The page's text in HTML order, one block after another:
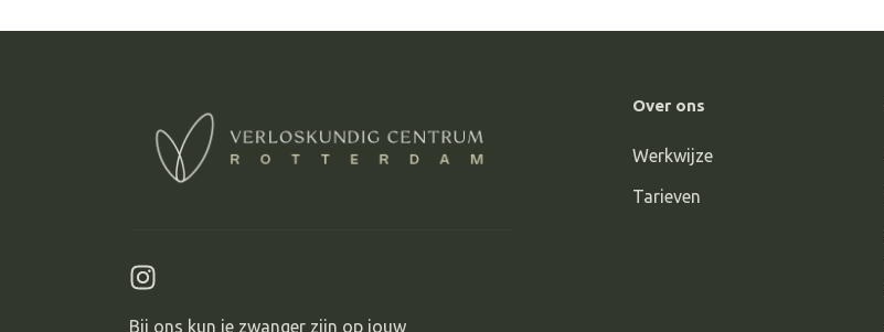
Bij ons kun je zwanger zijn op jouw
Over ons
Werkwijze
Tarieven